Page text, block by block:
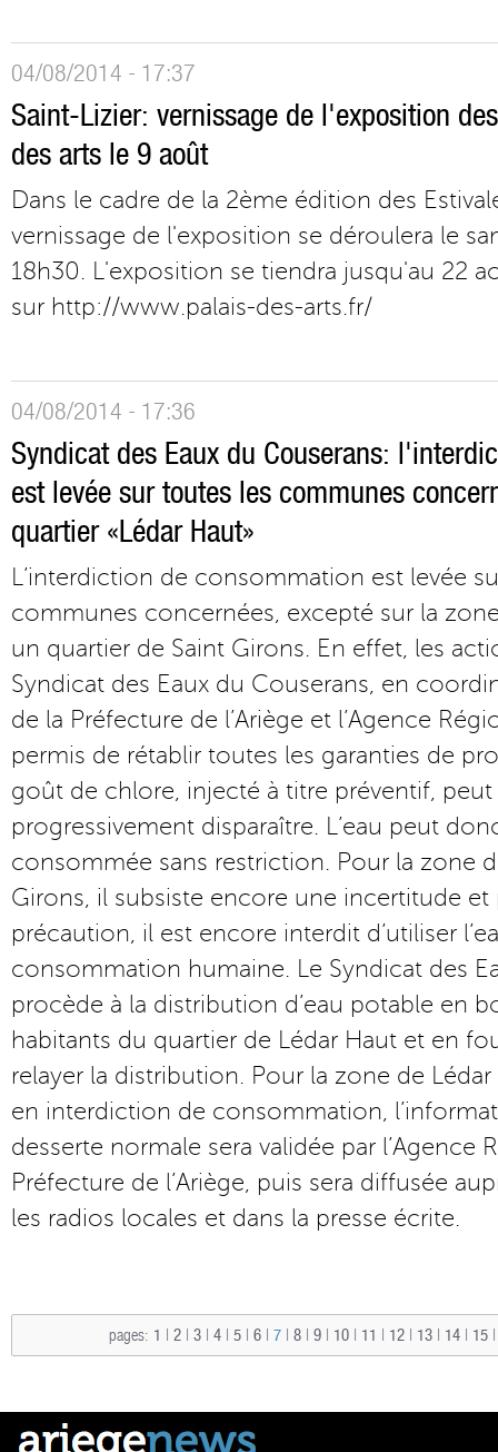
04/08/2014 - 17:37
Saint-Lizier: vernissage de l'exposition
des arts le 9 août
Dans le cadre de la 2ème édition des
vernissage de l'exposition se déroulera le
18h30. L'exposition se tiendra jusqu'au 22
sur http://www.palais-des-arts.fr/
04/08/2014 - 17:36
Syndicat des Eaux du Couserans:
est levée sur toutes les communes
quartier «Lédar Haut»
L’interdiction de consommation est levée
communes concernées, excepté sur la
un quartier de Saint Girons. En effet, les
Syndicat des Eaux du Couserans, en
de la Préfecture de l’Ariège et l’Agence
permis de rétablir toutes les garanties de
goût de chlore, injecté à titre préventif,
progressivement disparaître. L’eau peut
consommée sans restriction. Pour la zone
Girons, il subsiste encore une incertitude et
précaution, il est encore interdit d’utiliser
consommation humaine. Le Syndicat des
procède à la distribution d’eau potable en
habitants du quartier de Lédar Haut et en
relayer la distribution. Pour la zone de
en interdiction de consommation,
desserte normale sera validée par l’Agence
Préfecture de l’Ariège, puis sera diffusée
les radios locales et dans la presse écrite.
pages: 1 2 3 4 5 6 7 8 9 10 11 12 13 14 15